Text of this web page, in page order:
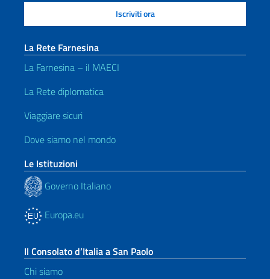
La Rete Farnesina
La Farnesina – il MAECI
La Rete diplomatica
Viaggiare sicuri
Dove siamo nel mondo
Le Istituzioni
Governo Italiano
Europa.eu
Il Consolato d’Italia a San Paolo
Chi siamo